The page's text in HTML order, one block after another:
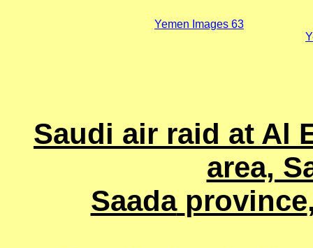
Yemen Images 63
Saudi air raid at Al
area,
Saada province